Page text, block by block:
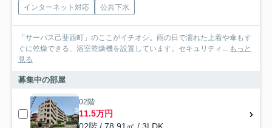
インターネット対応
公共下水
「サーパス己斐西町」のここがイチオシ。雨の日で濡れた上着や傘もす
ぐに乾燥できる、浴室乾燥機を設置しています。セキュリティ... もっと
見る
募集中の部屋
02階
11.5万円